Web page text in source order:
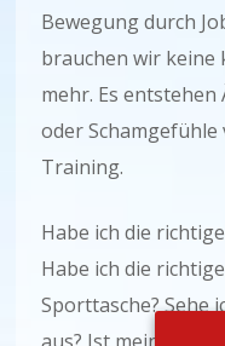
Bewegung durch
brauchen wir keine
mehr. Es
oder
Training.
Habe ich die
Habe ich die
Sporttasche? Sehe
aus? Ist mein